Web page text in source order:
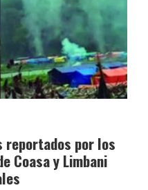
reportados por los
Coasa y Limbani